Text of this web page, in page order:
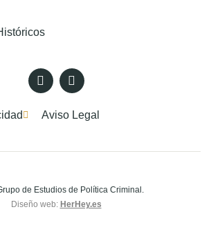
Aviso Legal
de Estudios de Política Criminal.
Diseño web: HerHey.es